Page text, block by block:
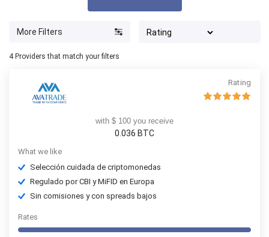
More Filters
4 Providers that match your filters
Rating
with $ 100 you receive
0.036 BTC
What we like
Selección cuidada de criptomonedas
Regulado por CBI y MiFID en Europa
Sin comisiones y con spreads bajos
Rates